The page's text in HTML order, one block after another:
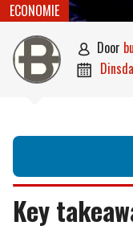
ECONOMIE
 door

Key